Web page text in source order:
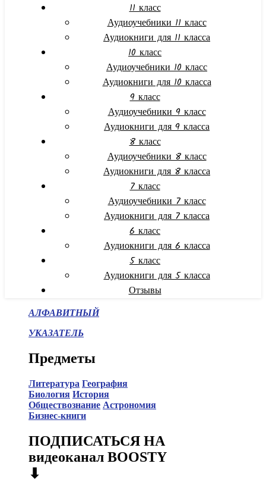
11 класс
Аудиоучебники 11 класс
Аудиокниги для 11 класса
10 класс
Аудиоучебники 10 класс
Аудиокниги для 10 класса
9 класс
Аудиоучебники 9 класс
Аудиокниги для 9 класса
8 класс
Аудиоучебники 8 класс
Аудиокниги для 8 класса
7 класс
Аудиоучебники 7 класс
Аудиокниги для 7 класса
6 класс
Аудиокниги для 6 класса
5 класс
Аудиокниги для 5 класса
Отзывы
АЛФАВИТНЫЙ
УКАЗАТЕЛЬ
Предметы
Литература География
Биология История
Обществознание Астрономия
Бизнес-книги
ПОДПИСАТЬСЯ НА
видеоканал BOOSTY
⬇